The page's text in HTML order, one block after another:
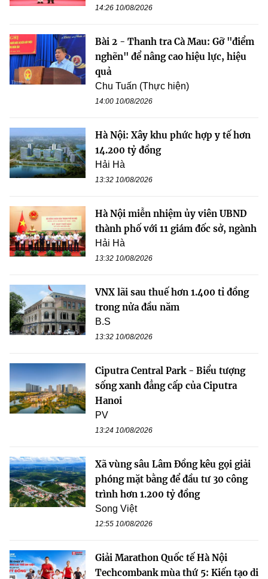
14:26 10/08/2026
Bài 2 - Thanh tra Cà Mau: Gỡ "điểm
nghẽn" để nâng cao hiệu lực, hiệu
quả
Chu Tuấn (Thực hiện)
14:00 10/08/2026
Hà Nội: Xây khu phức hợp y tế hơn
14.200 tỷ đồng
Hải Hà
13:32 10/08/2026
Hà Nội miễn nhiệm ủy viên UBND
thành phố với 11 giám đốc sở, ngành
Hải Hà
13:32 10/08/2026
VNX lãi sau thuế hơn 1.400 tỉ đồng
trong nửa đầu năm
B.S
13:32 10/08/2026
Ciputra Central Park - Biểu tượng
sống xanh đẳng cấp của Ciputra
Hanoi
PV
13:24 10/08/2026
Xã vùng sâu Lâm Đồng kêu gọi giải
phóng mặt bằng để đầu tư 30 công
trình hơn 1.200 tỷ đồng
Song Việt
12:55 10/08/2026
Giải Marathon Quốc tế Hà Nội
Techcombank mùa thứ 5: Kiến tạo di